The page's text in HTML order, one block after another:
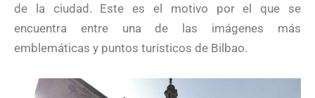
de la ciudad. Este es el motivo por el que se
encuentra entre una de las imágenes más
emblemáticas y puntos turísticos de Bilbao.